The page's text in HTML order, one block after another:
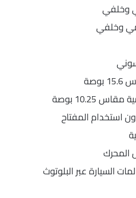
10.25 بوصة
استخدام المفتاح
المحرك
السيارة عبر البلوتوث